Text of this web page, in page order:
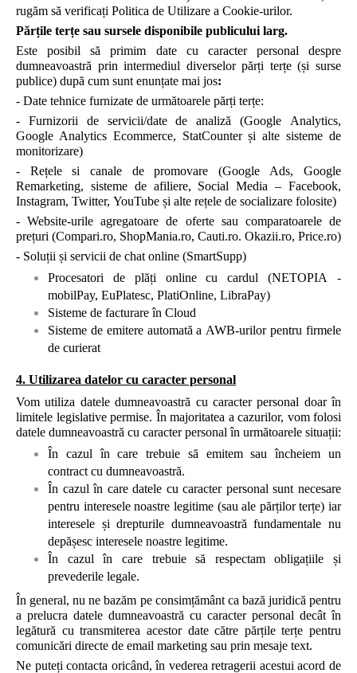
rugăm să verificați Politica de Utilizare a Cookie-urilor.
Părțile terțe sau sursele disponibile publicului larg.
Este posibil să primim date cu caracter personal despre
dumneavoastră prin intermediul diverselor părți terțe (și surse
publice) după cum sunt enunțate mai jos:
- Date tehnice furnizate de următoarele părți terțe:
- Furnizorii de servicii/date de analiză (Google Analytics,
Google Analytics Ecommerce, StatCounter și alte sisteme de
monitorizare)
- Rețele si canale de promovare (Google Ads, Google
Remarketing, sisteme de afiliere, Social Media – Facebook,
Instagram, Twitter, YouTube și alte rețele de socializare folosite)
- Website-urile agregatoare de oferte sau comparatoarele de
prețuri (Compari.ro, ShopMania.ro, Cauti.ro. Okazii.ro, Price.ro)
- Soluții și servicii de chat online (SmartSupp)
Procesatori de plăți online cu cardul (NETOPIA -
mobilPay, EuPlatesc, PlatiOnline, LibraPay)
Sisteme de facturare în Cloud
Sisteme de emitere automată a AWB-urilor pentru firmele
de curierat
4. Utilizarea datelor cu caracter personal
Vom utiliza datele dumneavoastră cu caracter personal doar în
limitele legislative permise. În majoritatea a cazurilor, vom folosi
datele dumneavoastră cu caracter personal în următoarele situații:
În cazul în care trebuie să emitem sau încheiem un
contract cu dumneavoastră.
În cazul în care datele cu caracter personal sunt necesare
pentru interesele noastre legitime (sau ale părților terțe) iar
interesele și drepturile dumneavoastră fundamentale nu
depășesc interesele noastre legitime.
În cazul în care trebuie să respectam obligațiile și
prevederile legale.
În general, nu ne bazăm pe consimțământ ca bază juridică pentru
a prelucra datele dumneavoastră cu caracter personal decât în
legătură cu transmiterea acestor date către părțile terțe pentru
comunicări directe de email marketing sau prin mesaje text.
Ne puteți contacta oricând, în vederea retragerii acestui acord de